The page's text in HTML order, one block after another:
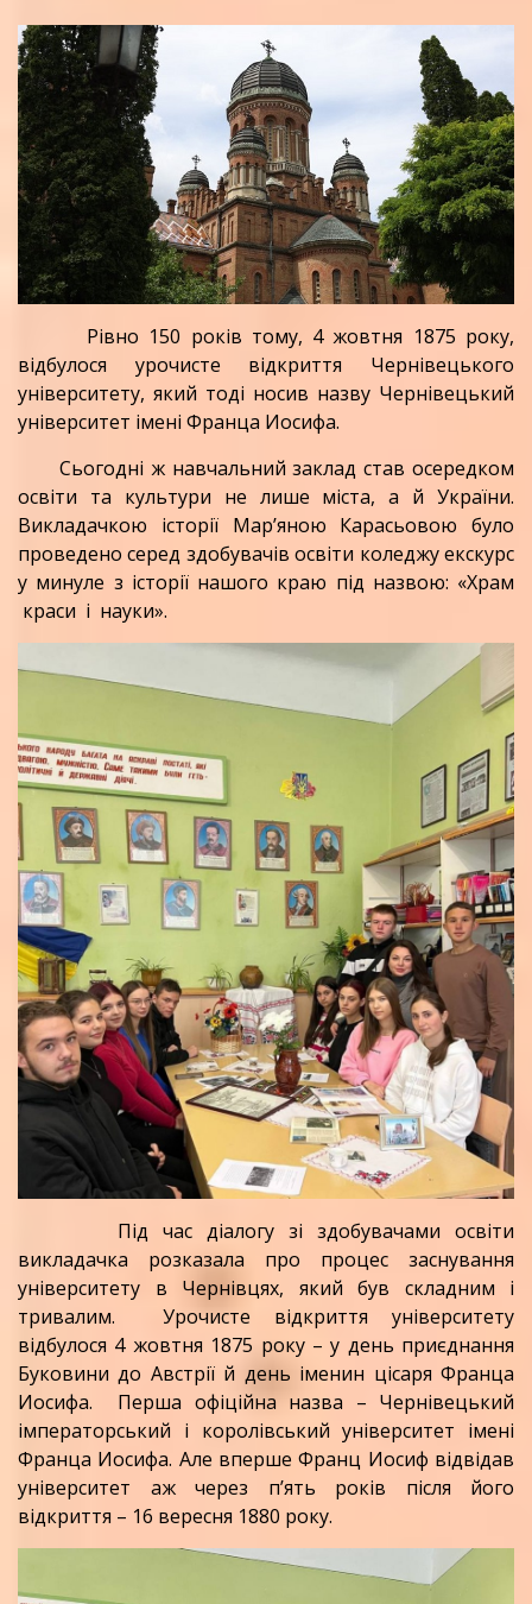
Рівно 150 років тому, 4 жовтня 1875 року,
відбулося урочисте відкриття Чернівецького
університету, який тоді носив назву Чернівецький
університет імені Франца Иосифа.
Сьогодні ж навчальний заклад став осередком
освіти та культури не лише міста, а й України.
Викладачкою історії Мар’яною Карасьовою було
проведено серед здобувачів освіти коледжу екскурс
у минуле з історії нашого краю під назвою: «Храм
краси і науки».
Під час діалогу зі здобувачами освіти
викладачка розказала про процес заснування
університету в Чернівцях, який був складним і
тривалим.
Урочисте відкриття університету
відбулося 4 жовтня 1875 року – у день приєднання
Буковини до Австрії й день іменин цісаря Франца
Иосифа. Перша офіційна назва – Чернівецький
імператорський і королівський університет імені
Франца Иосифа. Але вперше Франц Иосиф відвідав
університет аж через п’ять років після його
відкриття – 16 вересня 1880 року.